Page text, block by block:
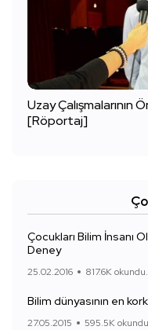
Uzay Çalışmalarının
[Röportaj]
Çocukları Bilim İnsanı
Deney
25.02.2016 817.6K okundu.
Bilim dünyasının en
27.05.2015 595.5K